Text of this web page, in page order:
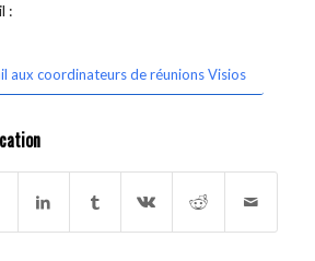
:
aux coordinateurs de réunions Visios